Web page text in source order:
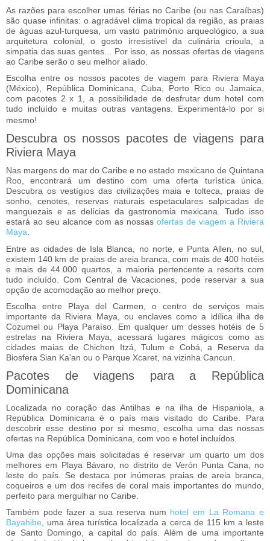
As razões para escolher umas férias no Caribe (ou nas Caraíbas)
são quase infinitas: o agradável clima tropical da região, as praias
de águas azul-turquesa, um vasto património arqueológico, a sua
arquitetura colonial, o gosto irresistível da culinária crioula, a
simpatia das suas gentes... Por isso, as nossas ofertas de viagens
ao Caribe serão o seu melhor aliado.
Escolha entre os nossos pacotes de viagem para Riviera Maya
(México), República Dominicana, Cuba, Porto Rico ou Jamaica,
com pacotes 2 x 1, a possibilidade de desfrutar dum hotel com
tudo incluído e muitas outras vantagens. Experimentá-lo por si
mesmo!
Descubra os nossos pacotes de viagens para
Riviera Maya
Nas margens do mar do Caribe e no estado mexicano de Quintana
Roo, encontrará um destino com uma oferta turística única.
Descubra os vestígios das civilizações maia e tolteca, praias de
sonho, cenotes, reservas naturais espetaculares salpicadas de
manguezais e as delícias da gastronomia mexicana. Tudo isso
estará ao seu alcance com as nossas ofertas de viagem a Riviera
Maya
Entre as cidades de Isla Blanca, no norte, e Punta Allen, no sul,
existem 140 km de praias de areia branca, com mais de 400 hotéis
e mais de 44.000 quartos, a maioria pertencente a resorts com
tudo incluído. Com Central de Vacaciones, pode reservar a sua
opção de acomodação ao melhor preço.
Escolha entre Playa del Carmen, o centro de serviços mais
importante da Riviera Maya, ou enclaves como a idílica ilha de
Cozumel ou Playa Paraíso. Em qualquer um desses hotéis de 5
estrelas na Riviera Maya, acessará lugares mágicos como as
cidades maias de Chichen Itzá, Tulum e Cobá, a Reserva da
Biosfera Sian Ka'an ou o Parque Xcaret, na vizinha Cancun.
Pacotes de viagens para a República
Dominicana
Localizada no coração das Antilhas e na ilha de Hispaniola, a
República Dominicana é o país mais visitado do Caribe. Para
descobrir esse destino por si mesmo, escolha uma das nossas
ofertas na República Dominicana, com voo e hotel incluídos.
Uma das opções mais solicitadas é reservar um quarto um dos
melhores em Playa Bávaro, no distrito de Verón Punta Cana, no
leste do país. Se destaca por inúmeras praias de areia branca,
coqueiros e um dos recifes de coral mais importantes do mundo,
perfeito para mergulhar no Caribe.
Também pode fazer a sua reserva num hotel em La Romana e
Bayahibe , uma área turística localizada a cerca de 115 km a leste
de Santo Domingo, a capital do país. Além de uma importante